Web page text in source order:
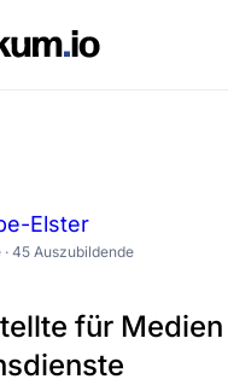
Elster
45 Auszubildende
für